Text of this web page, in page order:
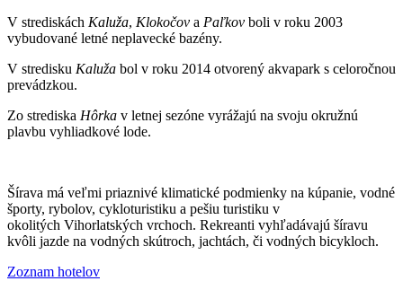
V strediskách Kaluža, Klokočov a Paľkov boli v roku 2003
vybudované letné neplavecké bazény.
V stredisku Kaluža bol v roku 2014 otvorený akvapark s celoročnou
prevádzkou.
Zo strediska Hôrka v letnej sezóne vyrážajú na svoju okružnú
plavbu vyhliadkové lode.
Šírava má veľmi priaznivé klimatické podmienky na kúpanie, vodné
športy, rybolov, cykloturistiku a pešiu turistiku v
okolitých Vihorlatských vrchoch. Rekreanti vyhľadávajú šíravu
kvôli jazde na vodných skútroch, jachtách, či vodných bicykloch.
Zoznam hotelov